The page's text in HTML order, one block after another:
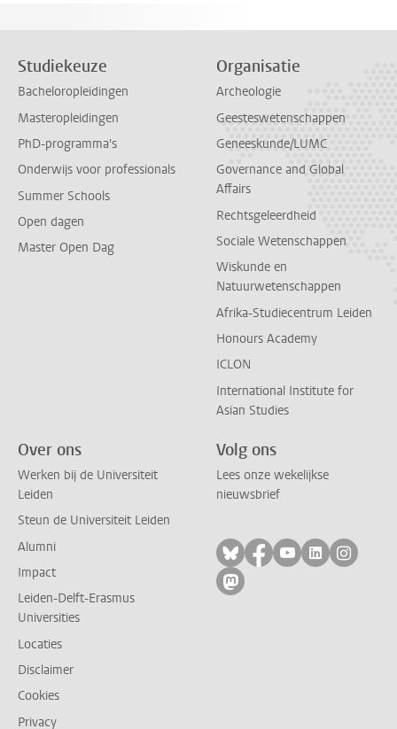
Studiekeuze
Bacheloropleidingen
Masteropleidingen
PhD-programma's
Onderwijs voor professionals
Summer Schools
Open dagen
Master Open Dag
Organisatie
Archeologie
Geesteswetenschappen
Geneeskunde/LUMC
Governance and Global
Affairs
Rechtsgeleerdheid
Sociale Wetenschappen
Wiskunde en
Natuurwetenschappen
Afrika-Studiecentrum Leiden
Honours Academy
ICLON
International Institute for
Asian Studies
Over ons
Werken bij de Universiteit
Leiden
Steun de Universiteit Leiden
Alumni
Impact
Leiden-Delft-Erasmus
Universities
Locaties
Disclaimer
Cookies
Privacy
Volg ons
Lees onze wekelijkse
nieuwsbrief
Volg ons op bluesky
Volg ons op
Volg ons op
Volg ons
Volg
Volg ons op mastodon